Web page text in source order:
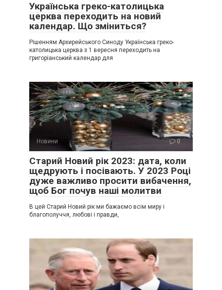
Українська греко-католицька
церква переходить на новий
календар. Що зміниться?
Рішенням Архирейського Синоду Українська греко-
католицька церква з 1 вересня переходить на
григоріанський календар для
Новини 0
Старий Новий рік 2023: дата, коли
щедрують і посівають. У 2023 Році
дуже важливо просити вибачення,
щоб Бог почув наші молитви
В цей Старий Новий рік ми бажаємо всім миру і
благополуччя, любові і правди,